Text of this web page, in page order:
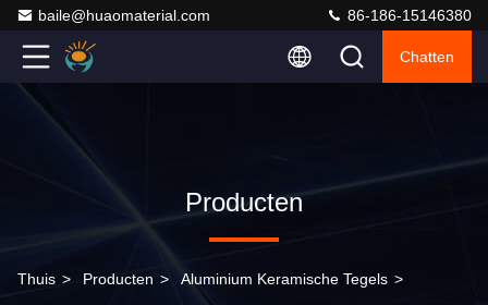
baile@huaomaterial.com 86-186-15146380
Chatten
Producten
Thuis > Producten > Aluminium Keramische Tegels >